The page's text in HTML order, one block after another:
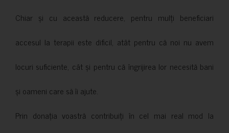
Chiar și cu această reducere, pentru mulți beneficiari
accesul la terapii este dificil, atât pentru că noi nu avem
locuri suficiente, cât și pentru că îngrijirea lor necesită bani
și oameni care să îi ajute.
Prin donația voastră contribuiți în cel mai real mod la